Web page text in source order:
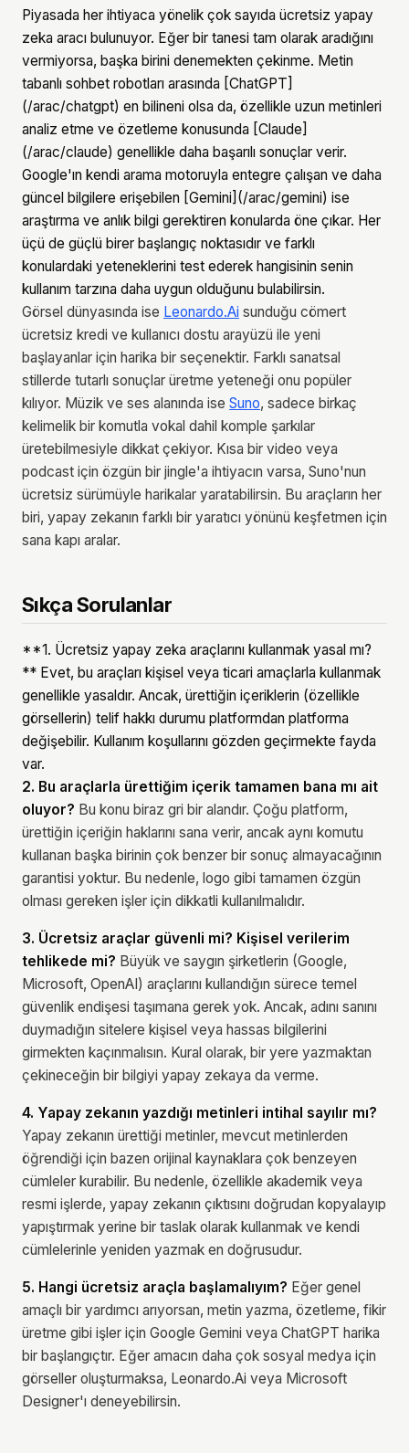
Piyasada her ihtiyaca yönelik çok sayıda ücretsiz yapay
zeka aracı bulunuyor. Eğer bir tanesi tam olarak aradığını
vermiyorsa, başka birini denemekten çekinme. Metin
tabanlı sohbet robotları arasında [ChatGPT]
(/arac/chatgpt) en bilineni olsa da, özellikle uzun metinleri
analiz etme ve özetleme konusunda [Claude]
(/arac/claude) genellikle daha başarılı sonuçlar verir.
Google'ın kendi arama motoruyla entegre çalışan ve daha
güncel bilgilere erişebilen [Gemini](/arac/gemini) ise
araştırma ve anlık bilgi gerektiren konularda öne çıkar. Her
üçü de güçlü birer başlangıç noktasıdır ve farklı
konulardaki yeteneklerini test ederek hangisinin senin
kullanım tarzına daha uygun olduğunu bulabilirsin.
Görsel dünyasında ise Leonardo.Ai sunduğu cömert
ücretsiz kredi ve kullanıcı dostu arayüzü ile yeni
başlayanlar için harika bir seçenektir. Farklı sanatsal
stillerde tutarlı sonuçlar üretme yeteneği onu popüler
kılıyor. Müzik ve ses alanında ise Suno, sadece birkaç
kelimelik bir komutla vokal dahil komple şarkılar
üretebilmesiyle dikkat çekiyor. Kısa bir video veya
podcast için özgün bir jingle'a ihtiyacın varsa, Suno'nun
ücretsiz sürümüyle harikalar yaratabilirsin. Bu araçların her
biri, yapay zekanın farklı bir yaratıcı yönünü keşfetmen için
sana kapı aralar.
Sıkça Sorulanlar
**1. Ücretsiz yapay zeka araçlarını kullanmak yasal mı?
** Evet, bu araçları kişisel veya ticari amaçlarla kullanmak
genellikle yasaldır. Ancak, ürettiğin içeriklerin (özellikle
görsellerin) telif hakkı durumu platformdan platforma
değişebilir. Kullanım koşullarını gözden geçirmekte fayda
var.
2. Bu araçlarla ürettiğim içerik tamamen bana mı ait
oluyor? Bu konu biraz gri bir alandır. Çoğu platform,
ürettiğin içeriğin haklarını sana verir, ancak aynı komutu
kullanan başka birinin çok benzer bir sonuç almayacağının
garantisi yoktur. Bu nedenle, logo gibi tamamen özgün
olması gereken işler için dikkatli kullanılmalıdır.
3. Ücretsiz araçlar güvenli mi? Kişisel verilerim
tehlikede mi? Büyük ve saygın şirketlerin (Google,
Microsoft, OpenAI) araçlarını kullandığın sürece temel
güvenlik endişesi taşımana gerek yok. Ancak, adını sanını
duymadığın sitelere kişisel veya hassas bilgilerini
girmekten kaçınmalısın. Kural olarak, bir yere yazmaktan
çekineceğin bir bilgiyi yapay zekaya da verme.
4. Yapay zekanın yazdığı metinleri intihal sayılır mı?
Yapay zekanın ürettiği metinler, mevcut metinlerden
öğrendiği için bazen orijinal kaynaklara çok benzeyen
cümleler kurabilir. Bu nedenle, özellikle akademik veya
resmi işlerde, yapay zekanın çıktısını doğrudan kopyalayıp
yapıştırmak yerine bir taslak olarak kullanmak ve kendi
cümlelerinle yeniden yazmak en doğrusudur.
5. Hangi ücretsiz araçla başlamalıyım? Eğer genel
amaçlı bir yardımcı arıyorsan, metin yazma, özetleme, fikir
üretme gibi işler için Google Gemini veya ChatGPT harika
bir başlangıçtır. Eğer amacın daha çok sosyal medya için
görseller oluşturmaksa, Leonardo.Ai veya Microsoft
Designer'ı deneyebilirsin.